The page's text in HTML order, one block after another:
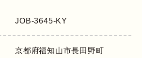
JOB-3645-KY
京都府福知山市長田野町